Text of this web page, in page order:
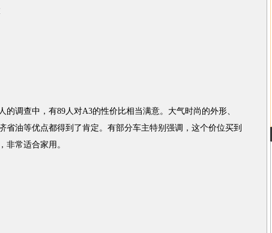
调查中，有89人对A3的性价比相当满意。大气时尚的外形、
省油等优点都得到了肯定。有部分车主特别强调，这个价位买到
非常适合家用。